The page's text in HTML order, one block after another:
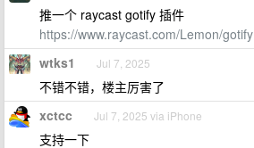
推一个 raycast gotify 插件
https://www.raycast.com/Lemon/gotify
wtks1 Jul 7, 2025
不错不错，楼主厉害了
xctcc Jul 7, 2025 via iPhone
支持一下